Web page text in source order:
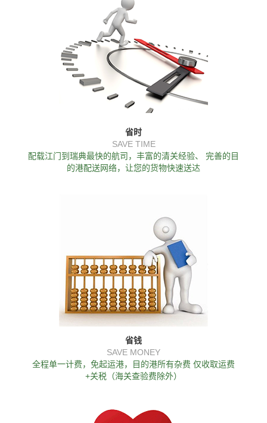
省时
SAVE TIME
配载江门到瑞典最快的航司，丰富的清关经验、 完善的目
的港配送网络，让您的货物快速送达
省钱
SAVE MONEY
全程单一计费，免起运港，目的港所有杂费 仅收取运费
+关税（海关查验费除外）